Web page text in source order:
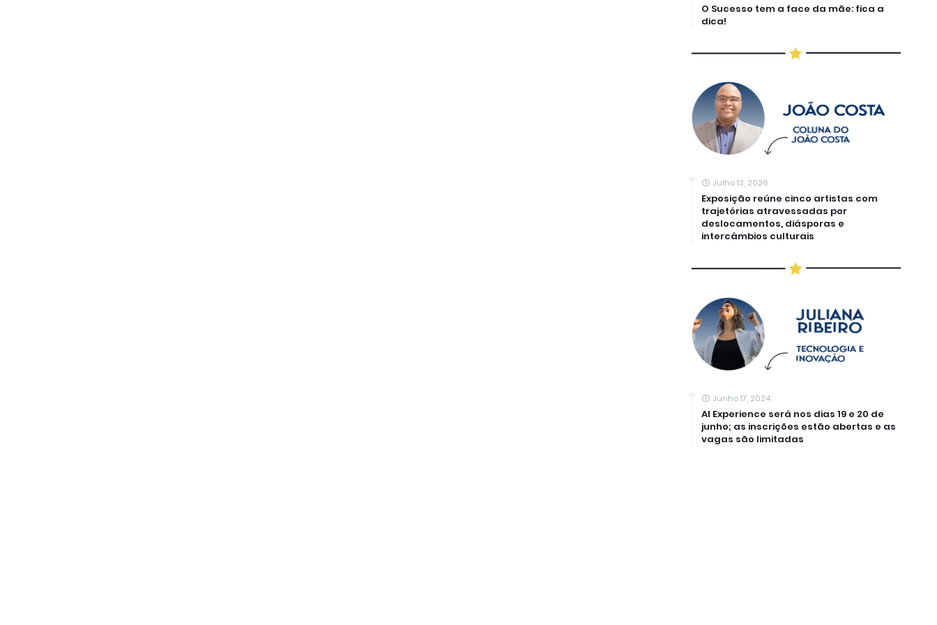
O Sucesso tem a face da mãe: fica a
dica!
Julho 13, 2026
Exposição reúne cinco artistas com
trajetórias atravessadas por
deslocamentos, diásporas e
intercâmbios culturais
Junho 17, 2024
AI Experience será nos dias 19 e 20 de
junho; as inscrições estão abertas e as
vagas são limitadas